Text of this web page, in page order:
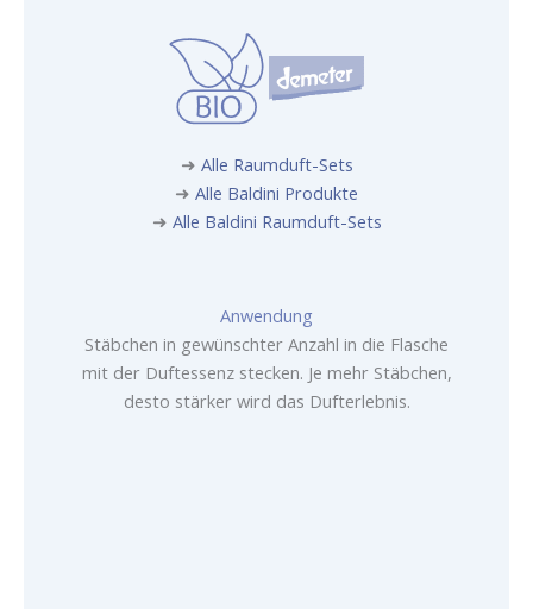
➜ Alle Raumduft-Sets
➜ Alle Baldini Produkte
➜ Alle Baldini Raumduft-Sets
Anwendung
Stäbchen in gewünschter Anzahl in die Flasche
mit der Duftessenz stecken. Je mehr Stäbchen,
desto stärker wird das Dufterlebnis.